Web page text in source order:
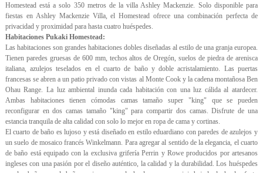
Homestead está a solo 350 metros de la villa Ashley Mackenzie. Solo disponible para
fiestas en Ashley Mackenzie Villa, el Homestead ofrece una combinación perfecta de
privacidad y proximidad para hasta cuatro huéspedes.
Habitaciones Pukaki Homestead:
Las habitaciones son grandes habitaciones dobles diseñadas al estilo de una granja europea.
Tienen paredes gruesas de 600 mm, techos altos de Oregón, suelos de piedra de arenisca
italiana, azulejos teselados en el cuarto de baño y doble acristalamiento. Las puertas
francesas se abren a un patio privado con vistas al Monte Cook y la cadena montañosa Ben
Ohau Range. La luz ambiental inunda cada habitación con una luz cálida al atardecer.
Ambas habitaciones tienen cómodas camas tamaño super "king" que se pueden
reconfigurar en dos camas tamaño "king" para compartir dos camas. Disfrute de una
estancia tranquila de alta calidad con solo lo mejor en ropa de cama y cortinas.
El cuarto de baño es lujoso y está diseñado en estilo eduardiano con paredes de azulejos y
un suelo de mosaico francés Winkelmann. Para agregar al sentido de la elegancia, el cuarto
de baño está equipado con la exclusiva grifería Perrin y Rowe producidos por artesanos
ingleses con una pasión por el diseño auténtico, la calidad y la durabilidad. Los huéspedes